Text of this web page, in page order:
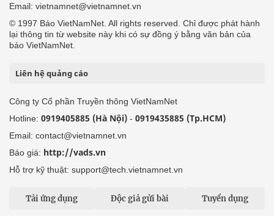
Email: vietnamnet@vietnamnet.vn
© 1997 Báo VietNamNet. All rights reserved. Chỉ được phát hành
lại thông tin từ website này khi có sự đồng ý bằng văn bản của
báo VietNamNet.
Liên hệ quảng cáo
Công ty Cổ phần Truyền thông VietNamNet
Hotline: 0919405885 (Hà Nội) - 0919435885 (Tp.HCM)
Email: contact@vietnamnet.vn
Báo giá: http://vads.vn
Hỗ trợ kỹ thuật: support@tech.vietnamnet.vn
Tải ứng dụng Độc giả gửi bài Tuyển dụng